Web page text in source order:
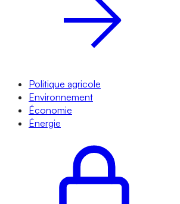
Politique agricole
Environnement
Économie
Énergie